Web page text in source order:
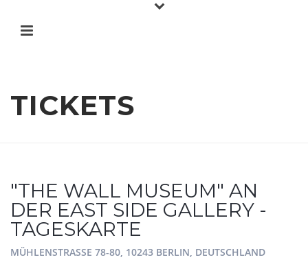
TICKETS
"THE WALL MUSEUM" AN
DER EAST SIDE GALLERY -
TAGESKARTE
MÜHLENSTRASSE 78-80, 10243 BERLIN, DEUTSCHLAND